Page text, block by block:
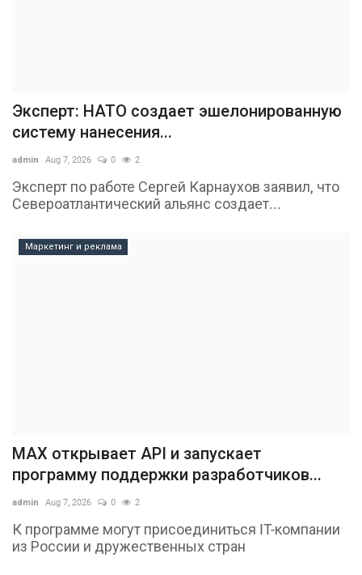
Эксперт: НАТО создает эшелонированную
систему нанесения...
admin Aug 7, 2026 0 2
Эксперт по работе Сергей Карнаухов заявил, что
Североатлантический альянс создает...
Маркетинг и реклама
MAX открывает API и запускает
программу поддержки разработчиков...
admin Aug 7, 2026 0 2
К программе могут присоединиться IT-компании
из России и дружественных стран